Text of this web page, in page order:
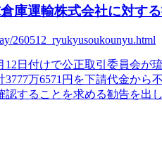
庫運輸株式会社に対す
260512_ryukyusoukounyu.html
12日付けで公正取引委員会
万6571円を下請代金か
することを求める勧告を出